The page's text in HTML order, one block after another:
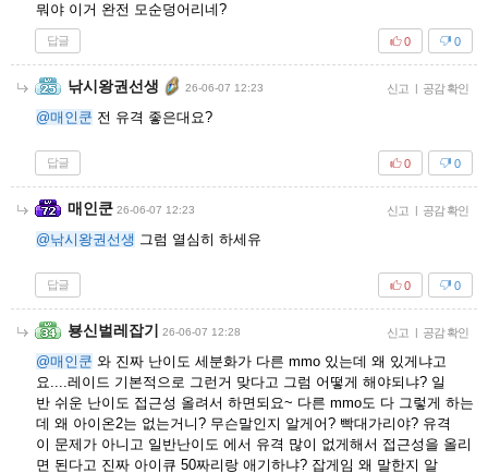
뭐야 이거 완전 모순덩어리네?
답글 0
0
낚시왕권선생 26-06-07 12:23 신고 | 공감 확인
@매인쿤 전 유격 좋은대요?
답글 0
0
매인쿤 26-06-07 12:23 신고 | 공감 확인
@낚시왕권선생 그럼 열심히 하세유
답글 0
0
뵹신벌레잡기 26-06-07 12:28 신고 | 공감 확인
@매인쿤 와 진짜 난이도 세분화가 다른 mmo 있는데 왜 있게냐고
요....레이드 기본적으로 그런거 맞다고 그럼 어떻게 해야되냐? 일
반 쉬운 난이도 접근성 올려서 하면되요~ 다른 mmo도 다 그렇게 하는
데 왜 아이온2는 없는거니? 무슨말인지 알게어? 빡대가리야? 유격
이 문제가 아니고 일반난이도 에서 유격 많이 없게해서 접근성을 올리
면 된다고 진짜 아이큐 50짜리랑 애기하냐? 잡게임 왜 말한지 알